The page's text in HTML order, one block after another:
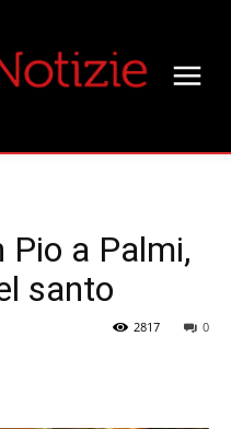
Pio a Palmi,
santo
0
2817